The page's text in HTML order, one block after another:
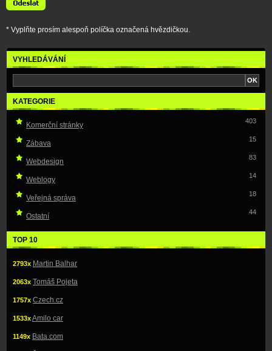
* Vyplňte prosím alespoň políčka označená hvězdičkou.
VYHLEDÁVÁNÍ
KATEGORIE
403
Komerční stránky
15
Zábava
83
Webdesign
14
Weblogy
18
Veřejná správa
44
Ostatní
TOP 10
2793x Martin Balhar
2063x Tomáš Pojeta
1757x Czech.cz
1533xAmilo car
1149x Bata.com